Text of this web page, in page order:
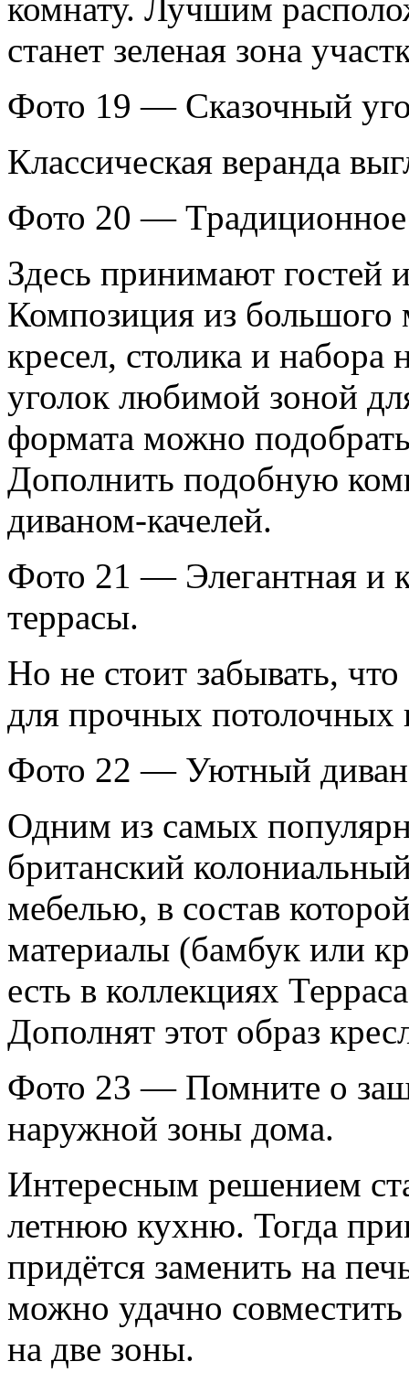
комнату. Лучшим
станет зеленая зона
Фото 19 — Сказочный
Классическая веранда
Фото 20 —
Здесь принимают гостей
Композиция из большого
кресел, столика и набора
уголок любимой зоной
формата можно
Дополнить подобную
диваном-качелей.
Фото 21 — Элегантная и
террасы.
Но не стоит забывать,
для прочных потолочных
Фото 22 — Уютный
Одним из самых
британский
мебелью, в состав
материалы (бамбук или
есть в коллекциях
Дополнят этот образ
Фото 23 — Помните о
наружной зоны дома.
Интересным решением
летнюю кухню. Тогда
придётся заменить на
можно удачно совместить
на две зоны.